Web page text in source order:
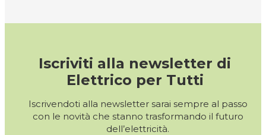
Iscriviti alla newsletter di
Elettrico per Tutti
Iscrivendoti alla newsletter sarai sempre al passo
con le novità che stanno trasformando il futuro
dell’elettricità.